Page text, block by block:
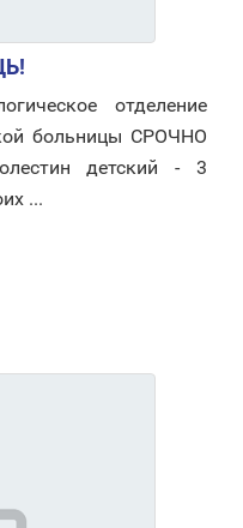
отделение
больницы СРОЧНО
детский - 3
...